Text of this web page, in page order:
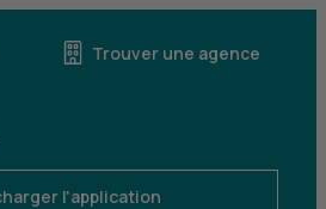
Trouver une agence
l'application